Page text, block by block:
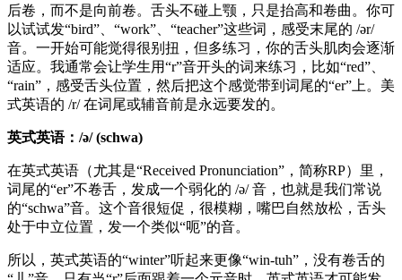
后卷，而不是向前卷。舌头不碰上颚，只是抬高和卷曲。你可
以试试发“bird”、“work”、“teacher”这些词，感受末尾的 /ər/
音。一开始可能觉得很别扭，但多练习，你的舌头肌肉会逐渐
适应。我通常会让学生用“r”音开头的词来练习，比如“red”、
“rain”，感受舌头位置，然后把这个感觉带到词尾的“er”上。美
式英语的 /r/ 在词尾或辅音前是永远要发的。
英式英语：/ə/ (schwa)
在英式英语（尤其是“Received Pronunciation”，简称RP）里，
词尾的“er”不卷舌，发成一个弱化的 /ə/ 音，也就是我们常说
的“schwa”音。这个音很短促，很模糊，嘴巴自然放松，舌头
处于中立位置，发一个类似“呃”的音。
所以，英式英语的“winter”听起来更像“win-tuh”，没有卷舌的